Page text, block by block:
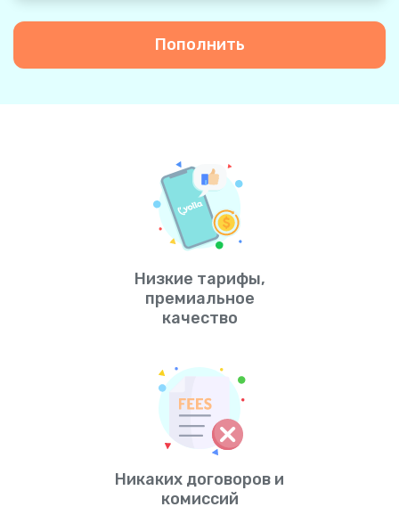
Пополнить
Низкие тарифы,
премиальное
качество
Никаких договоров и
комиссий